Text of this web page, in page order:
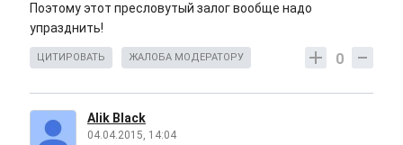
Поэтому этот пресловутый залог вообще надо
упразднить!
0
ЦИТИРОВАТЬ ЖАЛОБА МОДЕРАТОРУ
Alik Black
04.04.2015, 14:04